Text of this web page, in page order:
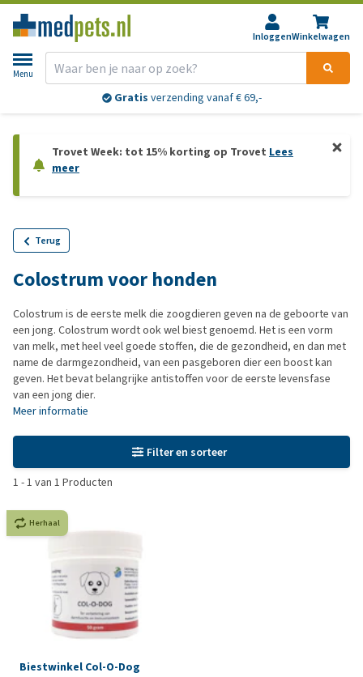
InloggenWinkelwagen
Menu
Gratis verzending vanaf € 69,-
Trovet Week: tot 15% korting op Trovet Lees
meer
Terug
Colostrum voor honden
Colostrum is de eerste melk die zoogdieren geven na de geboorte van
een jong. Colostrum wordt ook wel biest genoemd. Het is een vorm
van melk, met heel veel goede stoffen, die de gezondheid, en dan met
name de darmgezondheid, van een pasgeboren dier een boost kan
geven. Het bevat belangrijke antistoffen voor de eerste levensfase
van een jong dier.
Meer informatie
Filter en sorteer
1 -1 van 1 Producten
Herhaal
Biestwinkel Col-O-Dog